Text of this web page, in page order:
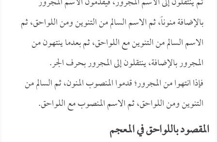
بالإضافة منوناً، ثم الاسم السالم من التنوين ومن اللواحق، ثم
الاسم السالم من التنوين مع اللواحق، ثم بعدما ينتهون من
المجرور بالإضافة، ينتقلون إلى المجرور بحرف الجر.
فإذا انتهوا من المجرور؛ قدموا المنصوب المنون، ثم السالم من
التنوين ومن اللواحق، ثم الاسم المنصوب مع اللواحق.
المقصود باللواحق في المعجم